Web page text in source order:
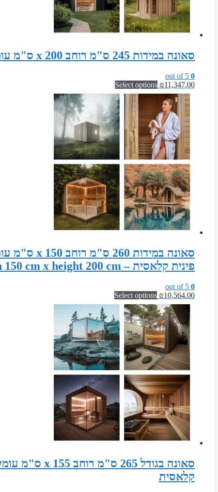
סאונה במידות 245 ס"מ רוחב x 200 ס"מ עומק x 200 ס"מ גובה סט חלקים לבניית סאונה פינית
0
₪11,347.00
Select options
פינית קלאסית – Sauna width 260 cm x depth 150 cm x height 200 cm
0
₪10,564.00
Select options
קלאסית